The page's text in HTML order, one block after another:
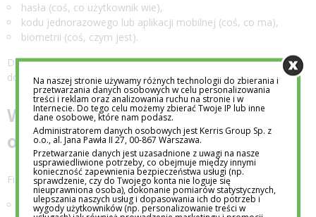
hasła (coś, co użytkownik wie),
kodu jednorazowego lub aplikacji mobilnej (coś, co ma),
biometrii (coś, czym jest).
Dzięki temu nawet przejęcie hasła nie daje atakującemu dostępu
do systemu.
Wyzwania bezpieczeństwa w
organizacjach
Firmy mierzą się dziś z wieloma problemami:
rosnącą liczbą systemów i punktów dostępu,
Na naszej stronie używamy różnych technologii do zbierania i
przetwarzania danych osobowych w celu personalizowania
treści i reklam oraz analizowania ruchu na stronie i w
Internecie. Do tego celu możemy zbierać Twoje IP lub inne
dane osobowe, które nam podasz.
Administratorem danych osobowych jest Kerris Group Sp. z
o.o., al. Jana Pawła II 27, 00-867 Warszawa.
Przetwarzanie danych jest uzasadnione z uwagi na nasze
usprawiedliwione potrzeby, co obejmuje między innymi
konieczność zapewnienia bezpieczeństwa usługi (np.
sprawdzenie, czy do Twojego konta nie loguje się
nieuprawniona osoba), dokonanie pomiarów statystycznych,
ulepszania naszych usług i dopasowania ich do potrzeb i
wygody użytkowników (np. personalizowanie treści w